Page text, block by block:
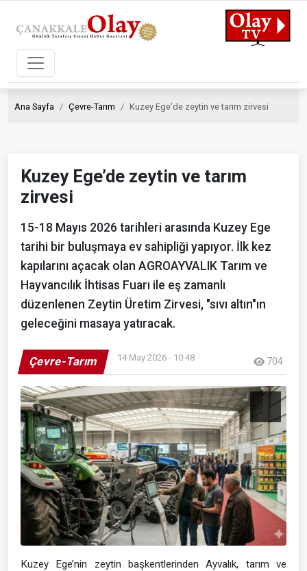
Ana Sayfa Çevre-Tarım Kuzey Ege’de zeytin ve tarım zirvesi
Kuzey Ege’de zeytin ve tarım
zirvesi
15-18 Mayıs 2026 tarihleri arasında Kuzey Ege
tarihi bir buluşmaya ev sahipliği yapıyor. İlk kez
kapılarını açacak olan AGROAYVALIK Tarım ve
Hayvancılık İhtisas Fuarı ile eş zamanlı
düzenlenen Zeytin Üretim Zirvesi, "sıvı altın"ın
geleceğini masaya yatıracak.
Çevre-Tarım 14 May 2026 - 10:48 704
Kuzey Ege’nin zeytin başkentlerinden Ayvalık, tarım ve